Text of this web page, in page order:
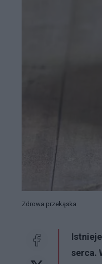
Zdrowa przekąska
serca.